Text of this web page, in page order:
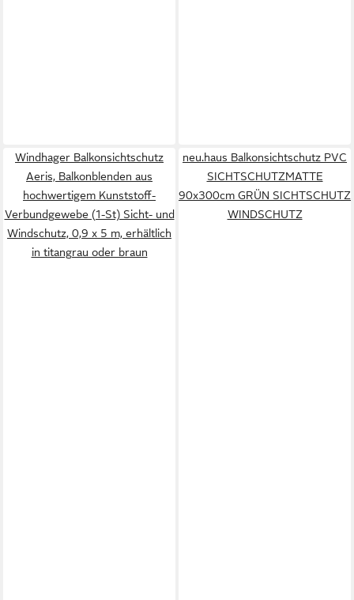
Windhager Balkonsichtschutz
Aeris, Balkonblenden aus
hochwertigem Kunststoff-
Verbundgewebe (1-St) Sicht- und
Windschutz, 0,9 x 5 m, erhältlich
in titangrau oder braun
neu.haus Balkonsichtschutz PVC
SICHTSCHUTZMATTE
90x300cm GRÜN SICHTSCHUTZ
WINDSCHUTZ